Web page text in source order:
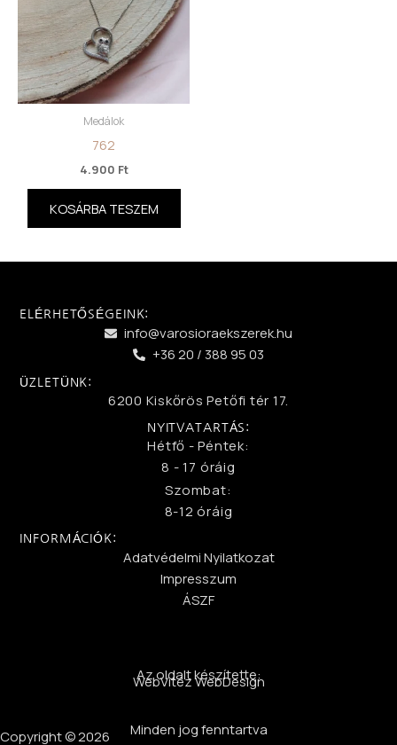
Medálok
762
4.900 Ft
KOSÁRBA TESZEM
ELÉRHETŐSÉGEINK:
info@varosioraekszerek.hu
+36 20 / 388 95 03
ÜZLETÜNK:
6200 Kiskőrös Petőfi tér 17.
NYITVATARTÁS:
Hétfő - Péntek:
8 - 17 óráig
Szombat:
8-12 óráig
INFORMÁCIÓK:
Adatvédelmi Nyilatkozat
Impresszum
ÁSZF
Az oldalt készítette:
WebVitéz WebDesign
Minden jog fenntartva
Copyright © 2026